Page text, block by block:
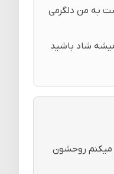
به من دلگرمی
شاد باشید
میکنم روحشون